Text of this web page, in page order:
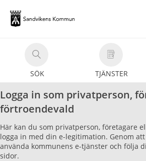
till
tjänster
Sandvikens
kommun
SÖK TJÄNSTER
Logga in som privatperson,
förtroendevald
Här kan du som privatperson, företagare
logga in med din e-legitimation. Genom
använda kommunens e-tjänster och följa
sidor.